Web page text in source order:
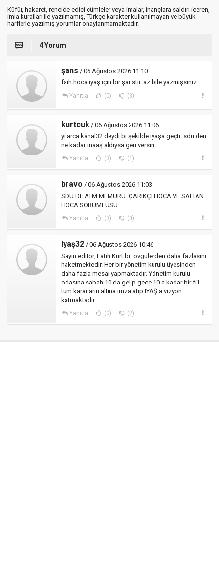
Küfür, hakaret, rencide edici cümleler veya imalar, inançlara saldırı içeren,
imla kuralları ile yazılmamış, Türkçe karakter kullanılmayan ve büyük
harflerle yazılmış yorumlar onaylanmamaktadır.
4 Yorum
şans / 06 Ağustos 2026 11:10
faih hoca iyaş için bir şanstır. az bile yazmışsınız
Yanıtla (0) (3)
kurtcuk / 06 Ağustos 2026 11:06
yılarca kanal32 deydi bi şekilde iyaşa geçti. sdü den
ne kadar maaş aldıysa geri versin
Yanıtla (3) (1)
bravo / 06 Ağustos 2026 11:03
SDÜ DE ATM MEMURU. ÇARIKÇI HOCA VE SALTAN
HOCA SORUMLUSU
Yanıtla (3) (0)
Iyaş32 / 06 Ağustos 2026 10:46
Sayın editör, Fatih Kurt bu övgülerden daha fazlasını
haketmektedir. Her bir yönetim kurulu üyesinden
daha fazla mesai yapmaktadır. Yönetim kurulu
odasına sabah 10 da gelip gece 10 a kadar bir fiil
tüm kararların altına imza atıp IYAŞ a vizyon
katmaktadır.
Yanıtla (0) (2)